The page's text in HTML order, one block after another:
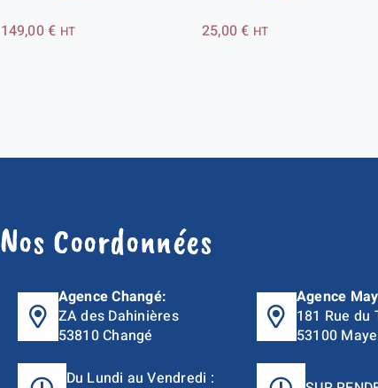
149,00€ HT 25,00€ HT
Nos Coordonnées
Agence Changé:
ZA des Dahinières
53810 Changé
Du Lundi au Vendredi :
Agence
181 Rue du
53100